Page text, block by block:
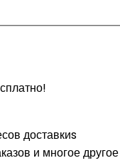
доставкиs
и многое другое